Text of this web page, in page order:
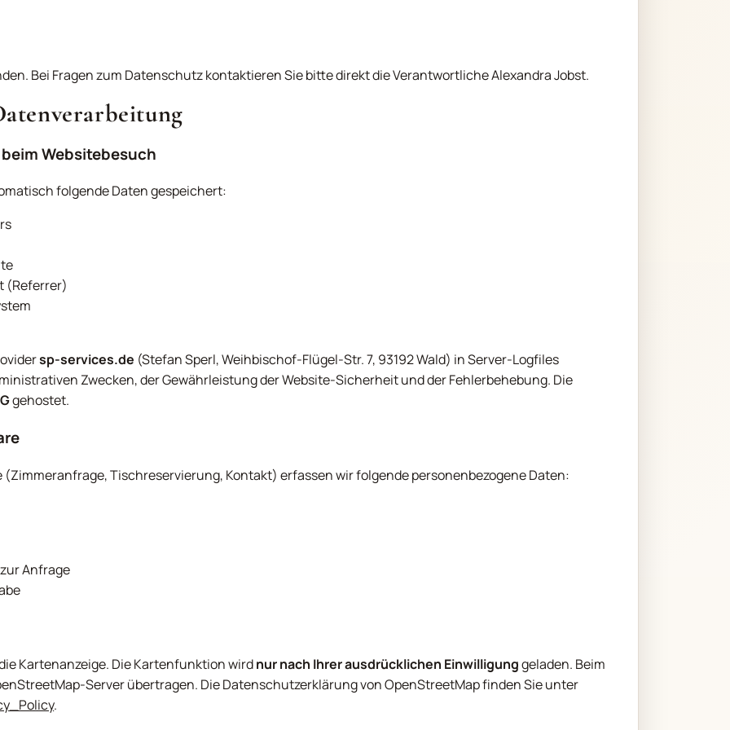
Bei Fragen zum Datenschutz kontaktieren Sie bitte direkt die Verantwortliche Alexandra Jobst.
Websitebesuch
folgende Daten gespeichert:
(Referrer)
sp-services.de (Stefan Sperl, Weihbischof-Flügel-Str. 7, 93192 Wald) in Server-Logfiles
Zwecken, der Gewährleistung der Website-Sicherheit und der Fehlerbehebung. Die
gehostet.
Tischreservierung, Kontakt) erfassen wir folgende personenbezogene Daten:
Anfrage
Kartenanzeige. Die Kartenfunktion wirdnur nach Ihrer ausdrücklichen Einwilligunggeladen. Beim
Server übertragen. Die Datenschutzerklärung von OpenStreetMap finden Sie unter
.